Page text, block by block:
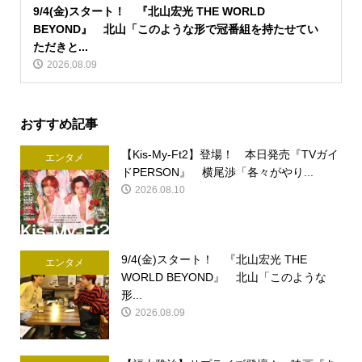
9/4(金)スタート！ 『北山宏光 THE WORLD
BEYOND』 北山「このような形で冠番組を持たせてい
ただきと...
2026.08.09
おすすめ記事
エンタメ
【Kis-My-Ft2】登場！ 本日発売『TVガイ
ドPERSON』 横尾渉「各々がやり...
2026.08.10
エンタメ
9/4(金)スタート！ 『北山宏光 THE
WORLD BEYOND』 北山「このような
形...
2026.08.09